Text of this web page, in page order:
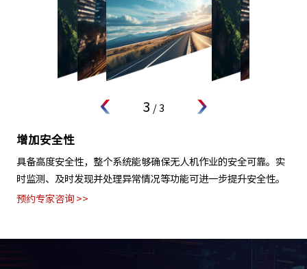
1 / 3
提高作业效率
通过自动化无人机起飞、降落、充电和调度等功能，实现24小时
不间断作业，有效缩短作业周期，提高生产效率。
预约专家咨询 >>